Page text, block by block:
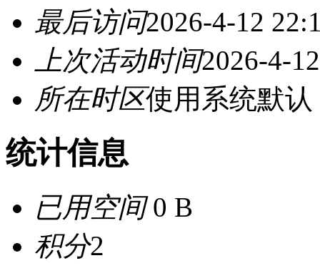
最后访问2026-4-12
上次活动时间2026-4-
所在时区使用系统默认
统计信息
已用空间0 B
积分2